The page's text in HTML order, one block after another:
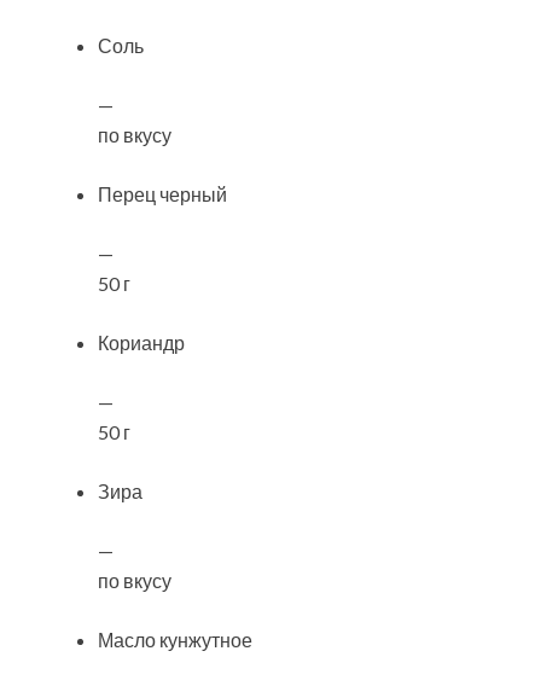
Соль
—
по вкусу
Перец черный
—
50 г
Кориандр
—
50 г
Зира
—
по вкусу
Масло кунжутное